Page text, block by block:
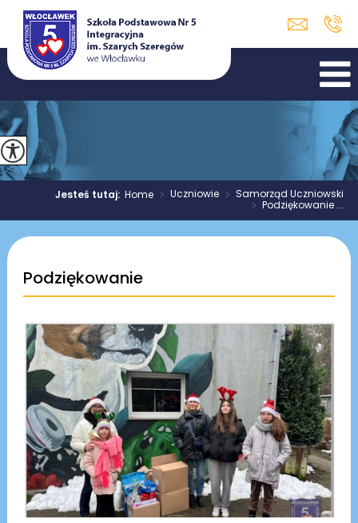
Jesteś tutaj:Home > Uczniowie > Samorząd Uczniowski
> Podziękowanie ...
Podziękowanie